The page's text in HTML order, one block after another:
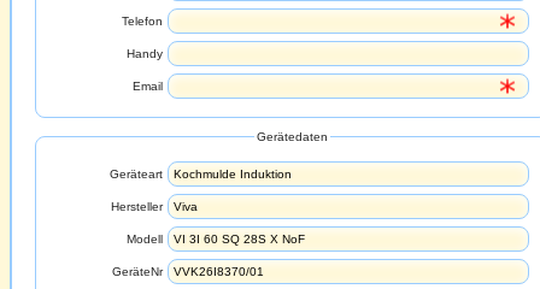
Telefon
Handy
Email
Gerätedaten
Geräteart
Hersteller
Modell
GeräteNr